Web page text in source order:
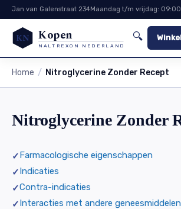
Jan van Galenstraat 234Maandag t/m vrijdag:
KN Kopen
NALTREXON NEDERLAND
🔍
Home Nitroglycerine Zonder Recept
Nitroglycerine Zonder
Farmacologische eigenschappen
Indicaties
Contra-indicaties
Interacties met andere